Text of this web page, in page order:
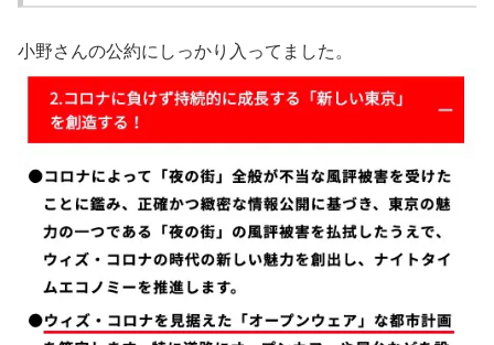
小野さんの公約にしっかり入ってました。